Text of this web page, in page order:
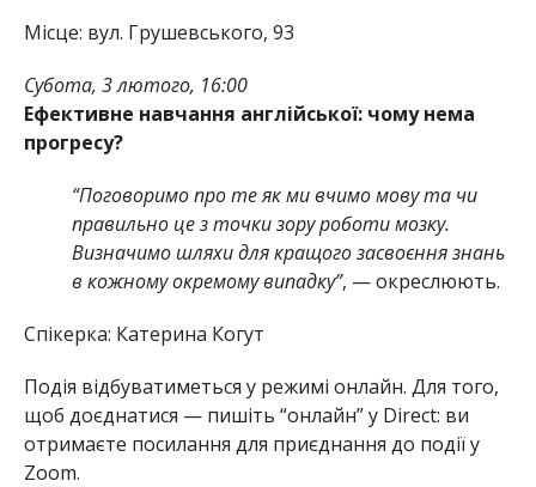
Місце: вул. Грушевського, 93
Субота, 3 лютого, 16:00
Ефективне навчання англійської: чому нема
прогресу?
“Поговоримо про те як ми вчимо мову та чи
правильно це з точки зору роботи мозку.
Визначимо шляхи для кращого засвоєння знань
в кожному окремому випадку”, — окреслюють.
Спікерка: Катерина Когут
Подія відбуватиметься у режимі онлайн. Для того,
щоб доєднатися — пишіть “онлайн” у Direct: ви
отримаєте посилання для приєднання до події у
Zoom.